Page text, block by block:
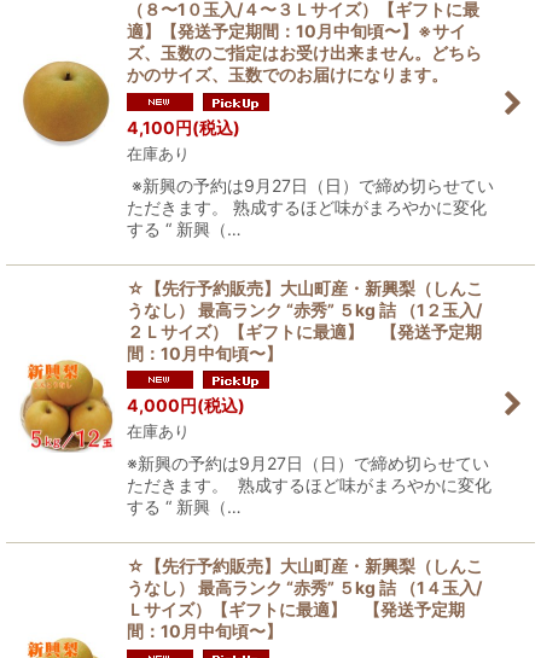
（８〜1０玉入/４〜３Ｌサイズ）【ギフトに最
適】【発送予定期間：10月中旬頃〜】※サイ
ズ、玉数のご指定はお受け出来ません。どちら
かのサイズ、玉数でのお届けになります。
4,100円(税込)
在庫あり
※新興の予約は9月27日（日）で締め切らせてい
ただきます。 熟成するほど味がまろやかに変化
する “ 新興（…
☆【先行予約販売】大山町産・新興梨（しんこ
うなし） 最高ランク “赤秀” ５kg 詰 （1２玉入/
２Ｌサイズ）【ギフトに最適】 【発送予定期
間：10月中旬頃〜】
4,000円(税込)
在庫あり
※新興の予約は9月27日（日）で締め切らせてい
ただきます。 熟成するほど味がまろやかに変化
する “ 新興（…
☆【先行予約販売】大山町産・新興梨（しんこ
うなし） 最高ランク “赤秀” ５kg 詰 （1４玉入/
Ｌサイズ）【ギフトに最適】 【発送予定期
間：10月中旬頃〜】